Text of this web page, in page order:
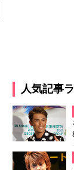
人気記事